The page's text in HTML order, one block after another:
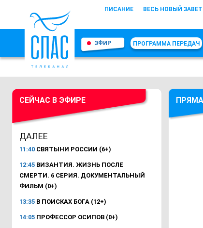
ПИСАНИЕ ВЕСЬ НОВЫЙ ЗАВЕТ
ЭФИР ПРОГРАММА ПЕРЕДАЧ
СЕЙЧАС В ЭФИРЕ
ДАЛЕЕ
11:40 СВЯТЫНИ РОССИИ (6+)
12:45 ВИЗАНТИЯ. ЖИЗНЬ ПОСЛЕ
СМЕРТИ. 6 СЕРИЯ. ДОКУМЕНТАЛЬНЫЙ
ФИЛЬМ (0+)
13:35 В ПОИСКАХ БОГА (12+)
14:05 ПРОФЕССОР ОСИПОВ (0+)